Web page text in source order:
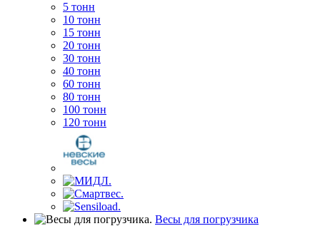
5 тонн
10 тонн
15 тонн
20 тонн
30 тонн
40 тонн
60 тонн
80 тонн
100 тонн
120 тонн
Весы для погрузчика